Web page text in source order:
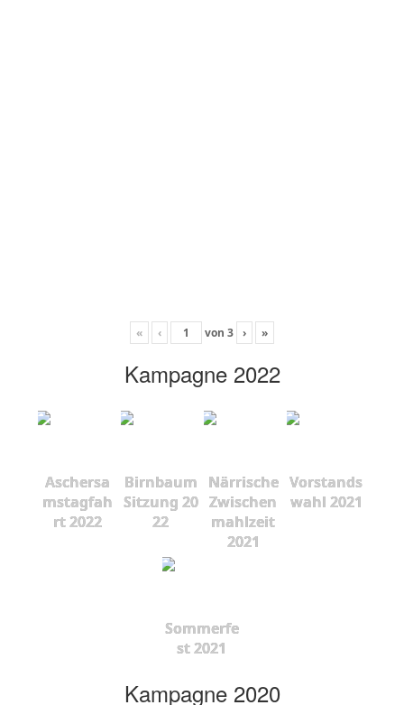
« ‹ von 3 › »
Kampagne 2022
Aschersa
mstagfah
rt 2022
Birnbaum
Sitzung 20
22
Närrische
Zwischen
mahlzeit
2021
Vorstands
wahl 2021
Sommerfe
st 2021
Kampagne 2020